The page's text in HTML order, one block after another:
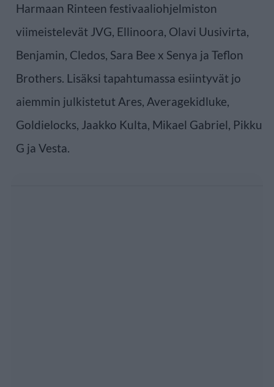
Harmaan Rinteen festivaaliohjelmiston
viimeistelevät JVG, Ellinoora, Olavi Uusivirta,
Benjamin, Cledos, Sara Bee x Senya ja Teflon
Brothers. Lisäksi tapahtumassa esiintyvät jo
aiemmin julkistetut Ares, Averagekidluke,
Goldielocks, Jaakko Kulta, Mikael Gabriel, Pikku
G ja Vesta.